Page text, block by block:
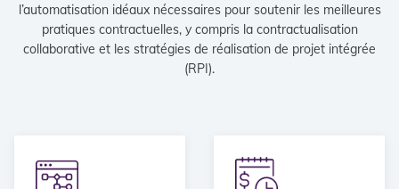
l’automatisation idéaux nécessaires pour soutenir les meilleures
pratiques contractuelles, y compris la contractualisation
collaborative et les stratégies de réalisation de projet intégrée
(RPI).